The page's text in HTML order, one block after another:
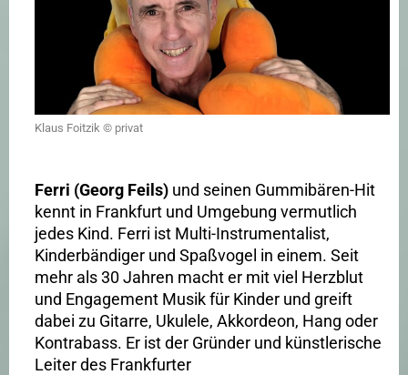
Klaus Foitzik © privat
Ferri (Georg Feils) und seinen Gummibären-Hit
kennt in Frankfurt und Umgebung vermutlich
jedes Kind. Ferri ist Multi-Instrumentalist,
Kinderbändiger und Spaßvogel in einem. Seit
mehr als 30 Jahren macht er mit viel Herzblut
und Engagement Musik für Kinder und greift
dabei zu Gitarre, Ukulele, Akkordeon, Hang oder
Kontrabass. Er ist der Gründer und künstlerische
Leiter des Frankfurter